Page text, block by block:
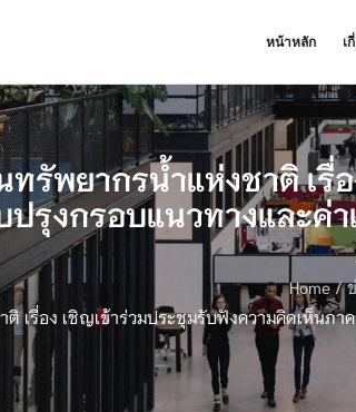
หน้าหลัก เ
รัพยากรน้ำแห่งชาติ เรื่
ปรุงกรอบแนวทางและค่
Home/
เรื่อง เชิญเข้าร่วมประชุมรับฟังความคิดเห็นภ